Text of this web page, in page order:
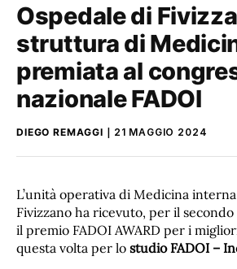
Ospedale di
struttura di
premiata al
nazionale FADOI
DIEGO REMAGGI 21 MAGGIO 2024
L’unità operativa di Medicina
Fivizzano ha ricevuto, per il
il premio FADOI AWARD per i
questa volta per lo studio FADOI –